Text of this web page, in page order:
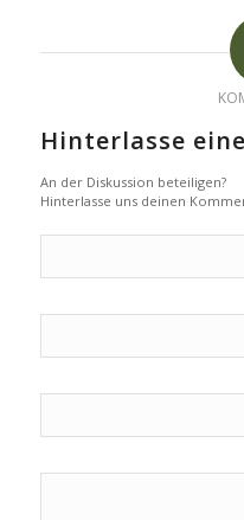
Hinterlasse
An der Diskussion beteiligen?
Hinterlasse uns deinen